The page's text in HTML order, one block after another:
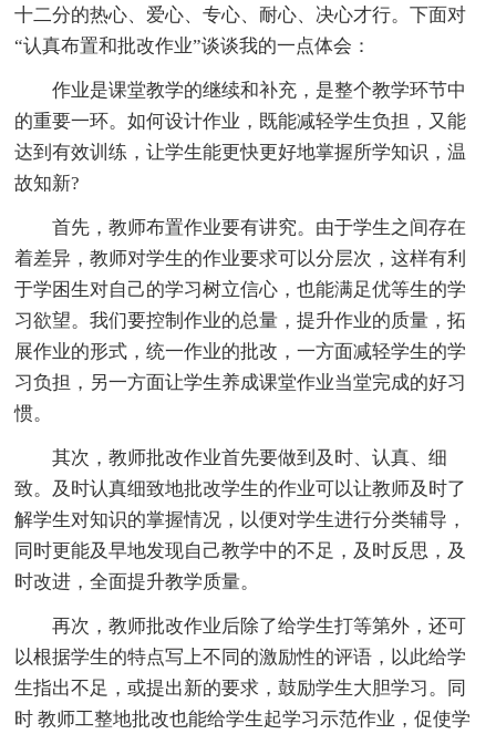
十二分的热心、爱心、专心、耐心、决心才行。下面对
“认真布置和批改作业”谈谈我的一点体会：
作业是课堂教学的继续和补充，是整个教学环节中
的重要一环。如何设计作业，既能减轻学生负担，又能
达到有效训练，让学生能更快更好地掌握所学知识，温
故知新?
首先，教师布置作业要有讲究。由于学生之间存在
着差异，教师对学生的作业要求可以分层次，这样有利
于学困生对自己的学习树立信心，也能满足优等生的学
习欲望。我们要控制作业的总量，提升作业的质量，拓
展作业的形式，统一作业的批改，一方面减轻学生的学
习负担，另一方面让学生养成课堂作业当堂完成的好习
惯。
其次，教师批改作业首先要做到及时、认真、细
致。及时认真细致地批改学生的作业可以让教师及时了
解学生对知识的掌握情况，以便对学生进行分类辅导，
同时更能及早地发现自己教学中的不足，及时反思，及
时改进，全面提升教学质量。
再次，教师批改作业后除了给学生打等第外，还可
以根据学生的特点写上不同的激励性的评语，以此给学
生指出不足，或提出新的要求，鼓励学生大胆学习。同
时 教师工整地批改也能给学生起学习示范作业，促使学